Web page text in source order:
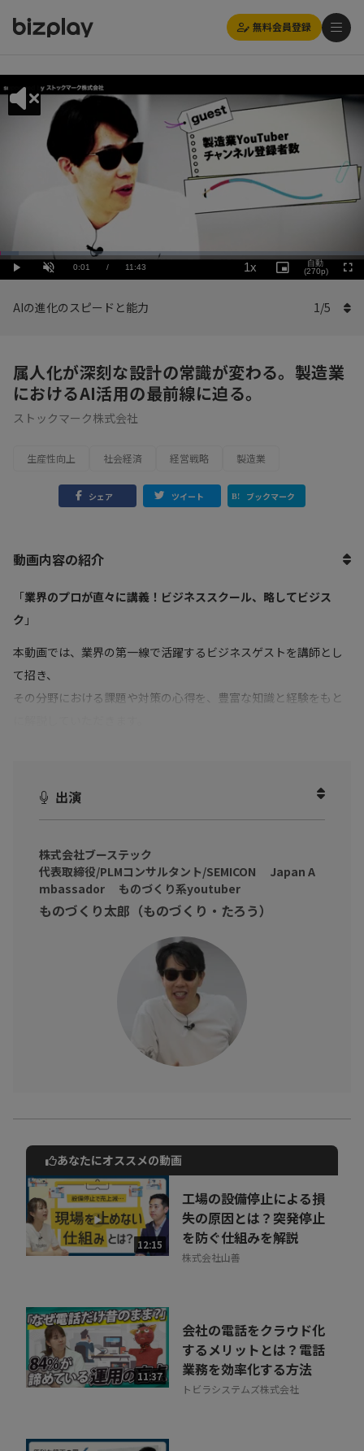
無料会員登録
Play UnmuteCurrent
0:01 / Duration
11:43
Loaded:
5.13%
1x
Playback
Rate
Picture-
in-
自動
(270p)
AIの進化のスピードと能力 1/5
属人化が深刻な設計の常識が変わる。製造業
におけるAI活用の最前線に迫る。
ストックマーク株式会社
生産性向上 社会経済 経営戦略 製造業
シェア ツイート ブックマーク
動画内容の紹介
「業界のプロが直々に講義！ビジネススクール、略してビジス
ク 」
本動画では、業界の第一線で活躍するビジネスゲストを講師とし
て招き、
その分野における課題や対策の心得を、豊富な知識と経験をもと
製造業でも設計シミュレーションの分野では急速に活用されてお
ではAI×設計はどこまで進化しているのか？
その核心に迫ります。
今回のビジネスゲストは、製造業界トップクラスのYouTuberもの
チャンネル登録者数30万人超のインフルエンス力と圧倒的な知見
をもとに、製造業の設計におけるAI活用について深掘りしていき
出演
株式会社ブーステック
代表取締役/PLMコンサルタント/SEMICON Japan A
mbassador ものづくり系youtuber
ものづくり太郎（ものづくり・たろう）
動画でご紹介しているサービスについて
お気軽にご相談・ご質問いただけます！
30秒でお申し込み可能
相談を希望する 無料
あなたにオススメの動画
12:15
工場の設備停止による損
失の原因とは？突発停止
を防ぐ仕組みを解説
株式会社山善
11:37
会社の電話をクラウド化
するメリットとは？電話
業務を効率化する方法
トビラシステムズ株式会社